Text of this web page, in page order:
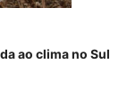
ao clima no Sul